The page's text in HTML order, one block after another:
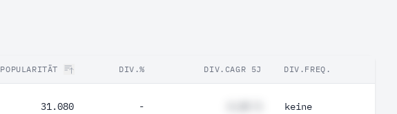
POPULARITÄT DIV.% DIV.CAGR 5J DIV.FREQ.
31.080 - keine